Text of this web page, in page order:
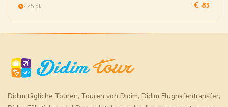
~75 dk € 85
Didim tägliche Touren, Touren von Didim, Didim Flughafentransfer,